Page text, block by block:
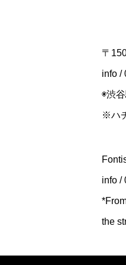
〒
info /
◉渋
※ハ
info /
the